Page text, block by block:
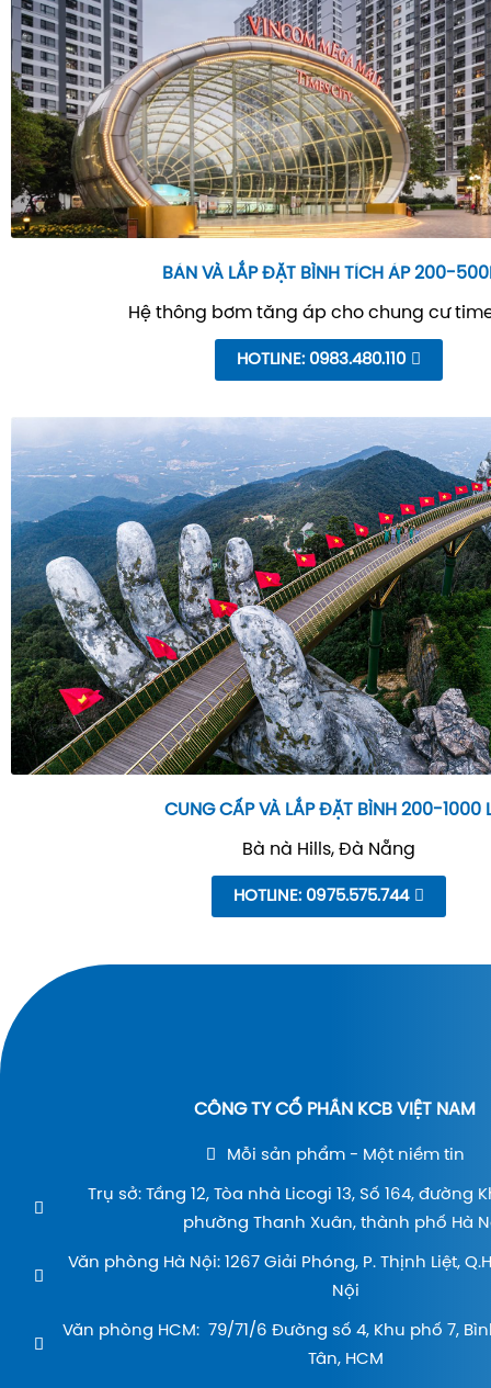
BÁN VÀ LẮP ĐẶT BÌNH TÍCH ÁP 200-
Hệ thông bơm tăng áp cho chung cư
HOTLINE: 0983.480.110
CUNG CẤP VÀ LẮP ĐẶT BÌNH 200-1000
Bà nà Hills, Đà Nẵng
HOTLINE: 0975.575.744
CÔNG TY CỔ PHẦN KCB VIỆT NAM
Mỗi sản phẩm - Một niềm tin
Trụ sở: Tầng 12, Tòa nhà Licogi 13, Số 164, đường
phường Thanh Xuân, thành phố Hà
Văn phòng Hà Nội: 1267 Giải Phóng, P. Thịnh Liệt,
Nội
Văn phòng HCM: 79/71/6 Đường số 4, Khu phố 7,
Tân, HCM